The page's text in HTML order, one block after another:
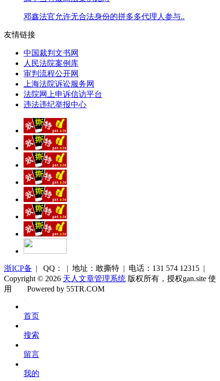
邓鑫法官允许无合法身份的拼多多代理人参与..
友情链接
中国裁判文书网
人民法院案例库
审判流程公开网
上海法院诉讼服务网
法院网上申诉信访平台
违法违纪举报中心
浙ICP备 | QQ： | 地址：敢撕特 | 电话：131 574 12315 |
Copyright © 2026 天人文章管理系统 版权所有，授权gan.site 使
用
库
Powered by 55TR.COM
首页
搜索
留言
我的